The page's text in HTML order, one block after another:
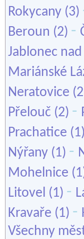
Rokycany (3)
Beroun (2) -
Jablonec
Mariánské
Neratovice
Přelouč (2) -
Prachatice (1)
Nýřany (1) -
Mohelnice
Litovel (1) -
Kravaře (1) -
Všechny